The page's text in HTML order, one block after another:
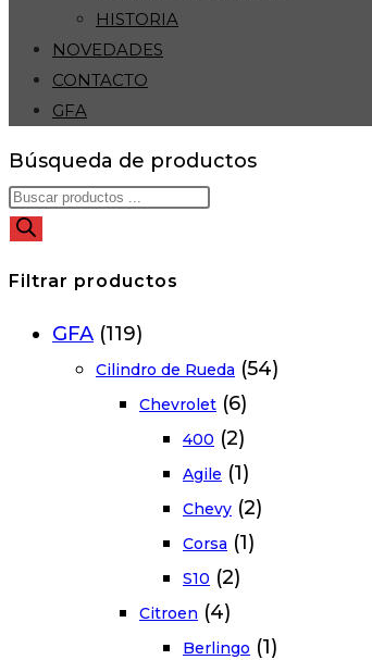
HISTORIA
NOVEDADES
CONTACTO
GFA
Búsqueda de productos
Filtrar productos
GFA (119)
Cilindro de Rueda (54)
Chevrolet (6)
400 (2)
Agile (1)
Chevy (2)
Corsa (1)
S10 (2)
Citroen (4)
Berlingo (1)